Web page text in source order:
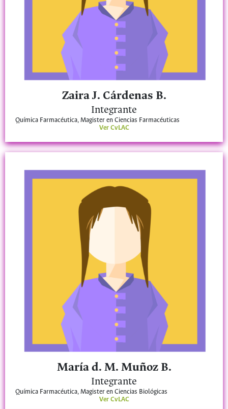
Zaira J. Cárdenas B.
Integrante
Química Farmacéutica, Magister en Ciencias Farmacéuticas
Ver CvLAC
María d. M. Muñoz B.
Integrante
Química Farmacéutica, Magister en Ciencias Biológicas
Ver CvLAC